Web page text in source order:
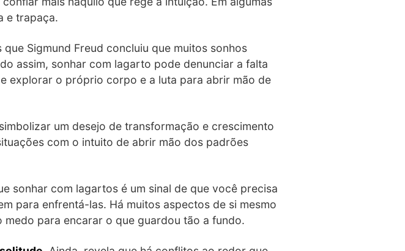
e trapaça.
que Sigmund Freud concluiu que muitos sonhos
assim, sonhar com lagarto pode denunciar a falta
explorar o próprio corpo e a luta para abrir mão de
um desejo de transformação e crescimento
com o intuito de abrir mão dos padrões
sonhar com lagartos é um sinal de que você precisa
para enfrentá-las. Há muitos aspectos de si mesmo
para encarar o que guardou tão a fundo.